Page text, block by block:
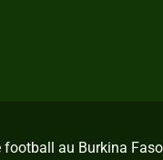
au Burkina